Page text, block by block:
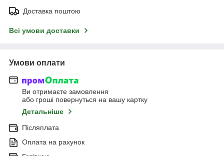
Доставка поштою
Всі умови доставки
Умови оплати
Ви отримаєте замовлення
або гроші повернуться на вашу картку
Детальніше
Післяплата
Оплата на рахунок